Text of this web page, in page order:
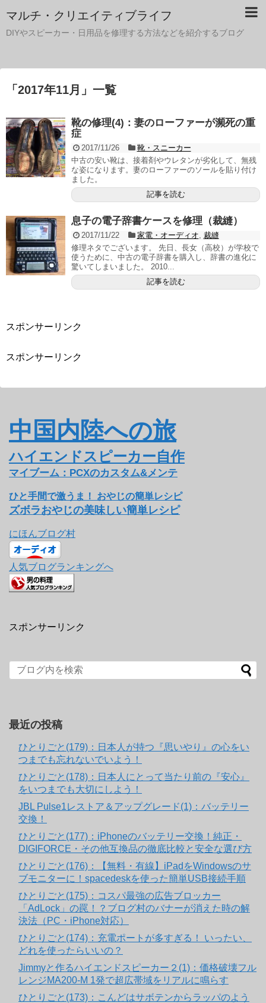
マルチ・クリエイティブライフ
DIYやスピーカー・日用品を修理する方法などを紹介するブログ
「 2017年11月 」 一覧
靴の修理(4)：妻のローファーが瀕死の重
症
2017/11/26
靴・スニーカー
中古の安い靴は、接着剤やウレタンが劣化して、無残
な姿になります。妻のローファーのソールを貼り付け
ました。
記事を読む
息子の電子辞書ケースを修理（裁縫）
2017/11/22 家電・オーディオ 裁縫
修理ネタでございます。 先日、長女（高校）が学校で
使うために、中古の電子辞書を購入し、辞書の進化に
驚いてしまいました。 2010...
記事を読む
スポンサーリンク
スポンサーリンク
中国内陸への旅
ハイエンドスピーカー自作
マイブーム：PCXのカスタム&メンテ
ひと手間で激うま！ おやじの簡単レシピ
ズボラおやじの美味しい簡単レシピ
にほんブログ村
人気ブログランキングへ
スポンサーリンク
最近の投稿
ひとりごと(179)：日本人が持つ『思いやり』の心をい
つまでも忘れないでいよう！
ひとりごと(178)：日本人にとって当たり前の『安心』
をいつまでも大切にしよう！
JBL Pulse1レストア＆アップグレード(1)：バッテリー
交換！
ひとりごと(177)：iPhoneのバッテリー交換！純正・
DIGIFORCE・その他互換品の徹底比較と安全な選び方
ひとりごと(176)：【無料・有線】iPadをWindowsのサ
ブモニターに！spacedeskを使った簡単USB接続手順
ひとりごと(175)：コスパ最強の広告ブロッカー
「AdLock」の罠！？ブログ村のバナーが消えた時の解
決法（PC・iPhone対応）
ひとりごと(174)：充電ポートが多すぎる！ いったい、
どれを使ったらいいの？
Jimmyと作るハイエンドスピーカー２(1)：価格破壊フル
レンジMA200-M 1発で超広帯域をリアルに鳴らす
ひとりごと(173)：こんどはサボテンからラッパのよう